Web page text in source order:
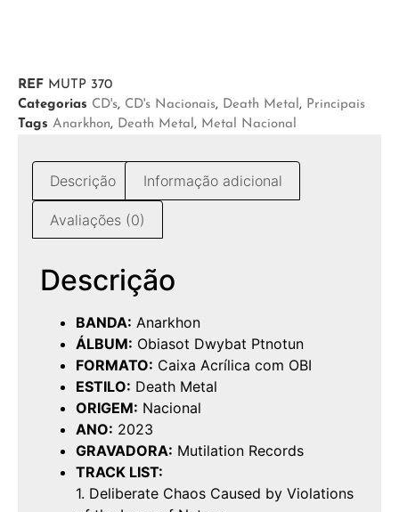
REF MUTP 370
Categorias CD's, CD's Nacionais, Death Metal, Principais
Tags Anarkhon, Death Metal, Metal Nacional
Descrição Informação adicional
Avaliações (0)
Descrição
BANDA: Anarkhon
ÁLBUM: Obiasot Dwybat Ptnotun
FORMATO: Caixa Acrílica com OBI
ESTILO: Death Metal
ORIGEM: Nacional
ANO: 2023
GRAVADORA: Mutilation Records
TRACK LIST:
1. Deliberate Chaos Caused by Violations